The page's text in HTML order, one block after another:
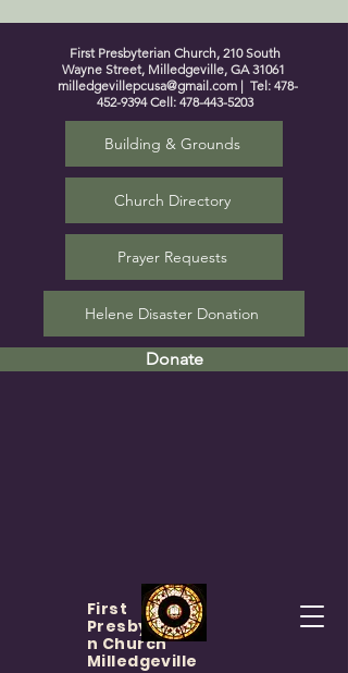
First Presbyterian Church, 210 South
Wayne Street, Milledgeville, GA 31061
milledgevillepcusa@gmail.com | Tel: 478-
452-9394Cell: 478-443-5203
Building & Grounds
Church Directory
Prayer Requests
Helene Disaster Donation
Donate
First
Presbyteria
n Church
Milledgeville